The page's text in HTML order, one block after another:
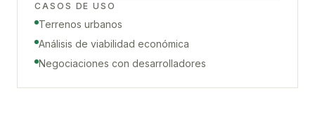
CASOS DE USO
Terrenos urbanos
Análisis de viabilidad económica
Negociaciones con desarrolladores